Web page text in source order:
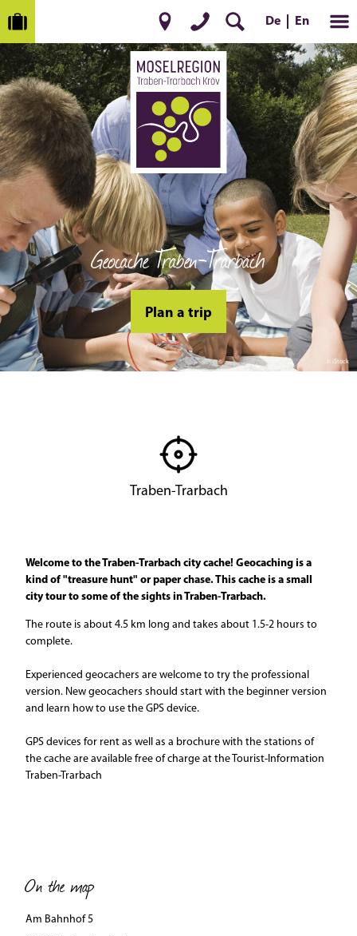
De En
© iStock
Geocache Traben-Trarbach
Plan a trip
Traben-Trarbach
Welcome to the Traben-Trarbach city cache! Geocaching is a
kind of "treasure hunt" or paper chase. This cache is a small
city tour to some of the sights in Traben-Trarbach.
The route is about 4.5 km long and takes about 1.5-2 hours to
complete.
Experienced geocachers are welcome to try the professional
version. New geocachers should start with the beginner version
and learn how to use the GPS device.
GPS devices for rent as well as a brochure with the stations of
the cache are available free of charge at the Tourist-Information
Traben-Trarbach
On the map
Am Bahnhof 5